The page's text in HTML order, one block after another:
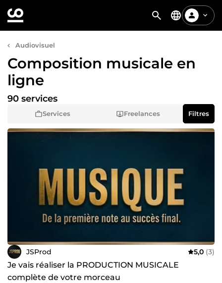
Audiovisuel
Composition musicale en
ligne
Services Freelances
90 services
Filtres
JSProd 5,0 (3)
Je vais réaliser la PRODUCTION MUSICALE
complète de votre morceau